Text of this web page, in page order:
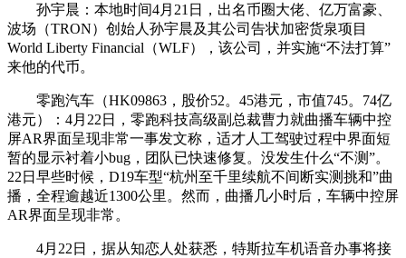
孙宇晨：本地时间4月21日，出名币圈大佬、亿万富豪、
波场（TRON）创始人孙宇晨及其公司告状加密货泉项目
World Liberty Financial（WLF），该公司，并实施“不法打算”
来他的代币。
零跑汽车（HK09863，股价52。45港元，市值745。74亿
港元）：4月22日，零跑科技高级副总裁曹力就曲播车辆中控
屏AR界面呈现非常一事发文称，适才人工驾驶过程中界面短
暂的显示衬着小bug，团队已快速修复。没发生什么“不测”。
22日早些时候，D19车型“杭州至千里续航不间断实测挑和”曲
播，全程逾越近1300公里。然而，曲播几小时后，车辆中控屏
AR界面呈现非常。
4月22日，据从知恋人处获悉，特斯拉车机语音办事将接